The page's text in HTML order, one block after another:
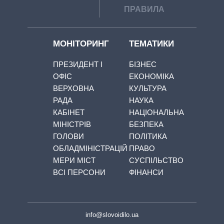
ПРАВИЛА
МОНІТОРИНГ
ПРЕЗИДЕНТ І
ОФІС
ВЕРХОВНА
РАДА
КАБІНЕТ
МІНІСТРІВ
ГОЛОВИ
ОБЛАДМІНІСТРАЦІЙ
МЕРИ МІСТ
ВСІ ПЕРСОНИ
ТЕМАТИКИ
БІЗНЕС
ЕКОНОМІКА
КУЛЬТУРА
НАУКА
НАЦІОНАЛЬНА
БЕЗПЕКА
ПОЛІТИКА
ПРАВО
СУСПІЛЬСТВО
ФІНАНСИ
info@slovoidilo.ua